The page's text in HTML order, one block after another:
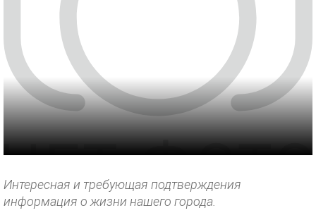
Интересная и требующая подтверждения
информация о жизни нашего города.